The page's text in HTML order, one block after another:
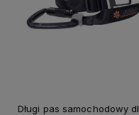
Długi pas samochodowy